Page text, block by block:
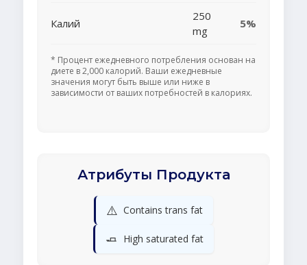
Калий
250
mg
5%
* Процент ежедневного потребления основан на
диете в 2,000 калорий. Ваши ежедневные
значения могут быть выше или ниже в
зависимости от ваших потребностей в калориях.
Атрибуты Продукта
⚠️ Contains trans fat
🧈 High saturated fat